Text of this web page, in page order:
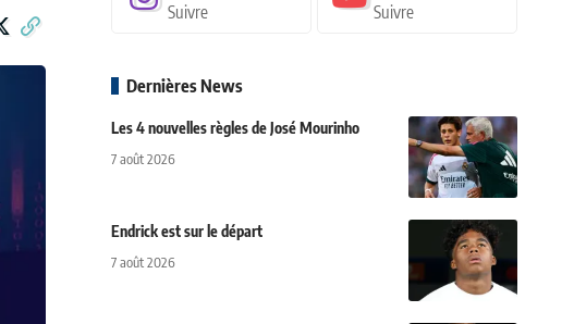
Suivre Suivre
Dernières News
Les 4 nouvelles règles de José Mourinho
7 août 2026
Endrick est sur le départ
7 août 2026